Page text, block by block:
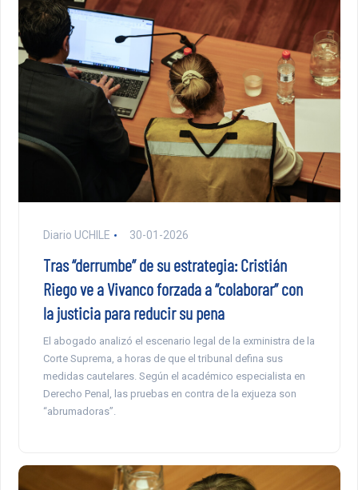
Diario UCHILE 30-01-2026
Tras “derrumbe” de su estrategia: Cristián
Riego ve a Vivanco forzada a “colaborar” con
la justicia para reducir su pena
El abogado analizó el escenario legal de la exministra de la
Corte Suprema, a horas de que el tribunal defina sus
medidas cautelares. Según el académico especialista en
Derecho Penal, las pruebas en contra de la exjueza son
“abrumadoras”.